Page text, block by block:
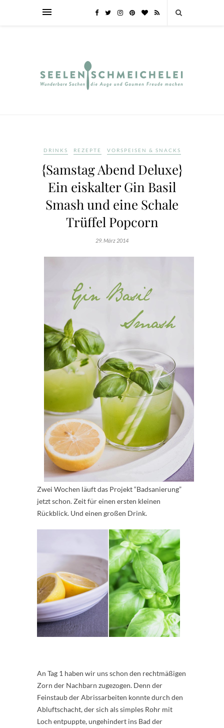
DRINKS REZEPTE VORSPEISEN & SNACKS
{Samstag Abend Deluxe}
Ein eiskalter Gin Basil
Smash und eine Schale
Trüffel Popcorn
29. März 2014
Zwei Wochen läuft das Projekt “Badsanierung”
jetzt schon. Zeit für einen ersten kleinen
Rückblick. Und einen großen Drink.
An Tag 1 haben wir uns schon den rechtmäßigen
Zorn der Nachbarn zugezogen. Denn der
Feinstaub der Abrissarbeiten konnte durch den
Abluftschacht, der sich als simples Rohr mit
Loch entpuppte, ungehindert ins Bad der